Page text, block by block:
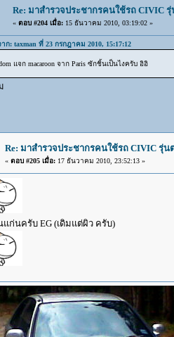
Re: มาสำรวจประชากรคนใช้รถ CIVIC
« ตอบ #204 เมื่อ:15 ธันวาคม 2010, 03:19:02 »
าก: taxman ที่ 23 กรกฎาคม 2010, 15:17:12
แจก macaroon จาก Paris ซักชิ้นเป็นไงครับ อิอิ
Re: มาสำรวจประชากรคนใช้รถ CIVIC รุ่น
« ตอบ #205 เมื่อ:17 ธันวาคม 2010, 23:52:13 »
ก่นครับ EG (เดิมแต่ผิว ครับ)